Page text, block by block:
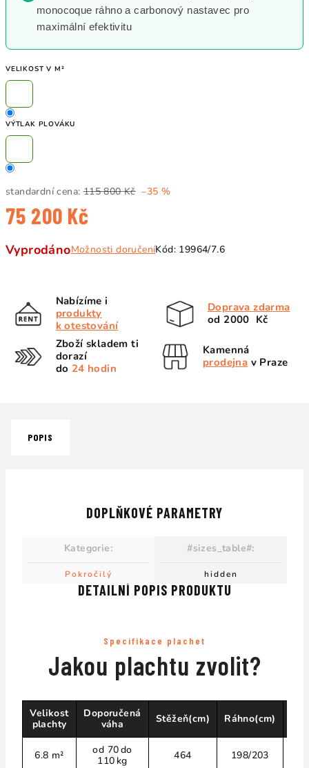
monocoque ráhno a carbonový nastavec pro
maximální efektivitu
VELIKOST V M²
VÝTLAK PLOVÁKU
standardní cena: 115 800 Kč –35 %
75 200 Kč
cena:
VyprodánoMožnosti doručeníKód: 19964/7.6
Nabízíme i
produkty
k otestování
Doprava zdarma
od 2000 Kč
Zboží skladem ti
dorazí
do 24 hodin
Kamenná
prodejna v Praze
POPIS
DETAILNÍ POPIS PRODUKTU
Specifikace plachet
Jakou plachtu zvolit?
Velikost
plachty
Doporučená
váha
Stěžeň(cm) Ráhno(cm)
6.8 m²
od 70 do
110 kg
464 198/203
DOPLŇKOVÉ PARAMETRY
Kategorie:
Pokročilý
#sizes_table#:
hidden